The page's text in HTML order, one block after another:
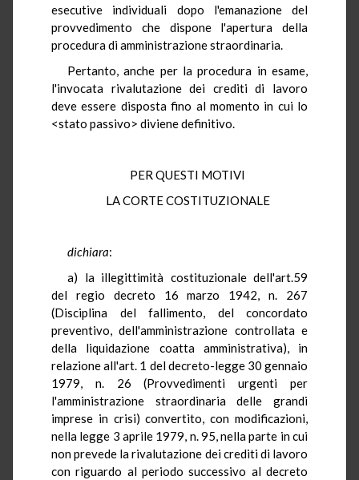
esecutive individuali dopo l'emanazione del
provvedimento che dispone l'apertura della
procedura di amministrazione straordinaria.
Pertanto, anche per la procedura in esame,
l'invocata rivalutazione dei crediti di lavoro
deve essere disposta fino al momento in cui lo
<stato passivo> diviene definitivo.
PER QUESTI MOTIVI
LA CORTE COSTITUZIONALE
dichiara:
a) la illegittimità costituzionale dell'art.59
del regio decreto 16 marzo 1942, n. 267
(Disciplina del fallimento, del concordato
preventivo, dell'amministrazione controllata e
della liquidazione coatta amministrativa), in
relazione all'art. 1 del decreto-legge 30 gennaio
1979, n. 26 (Provvedimenti urgenti per
l'amministrazione straordinaria delle grandi
imprese in crisi) convertito, con modificazioni,
nella legge 3 aprile 1979, n. 95, nella parte in cui
non prevede la rivalutazione dei crediti di lavoro
con riguardo al periodo successivo al decreto